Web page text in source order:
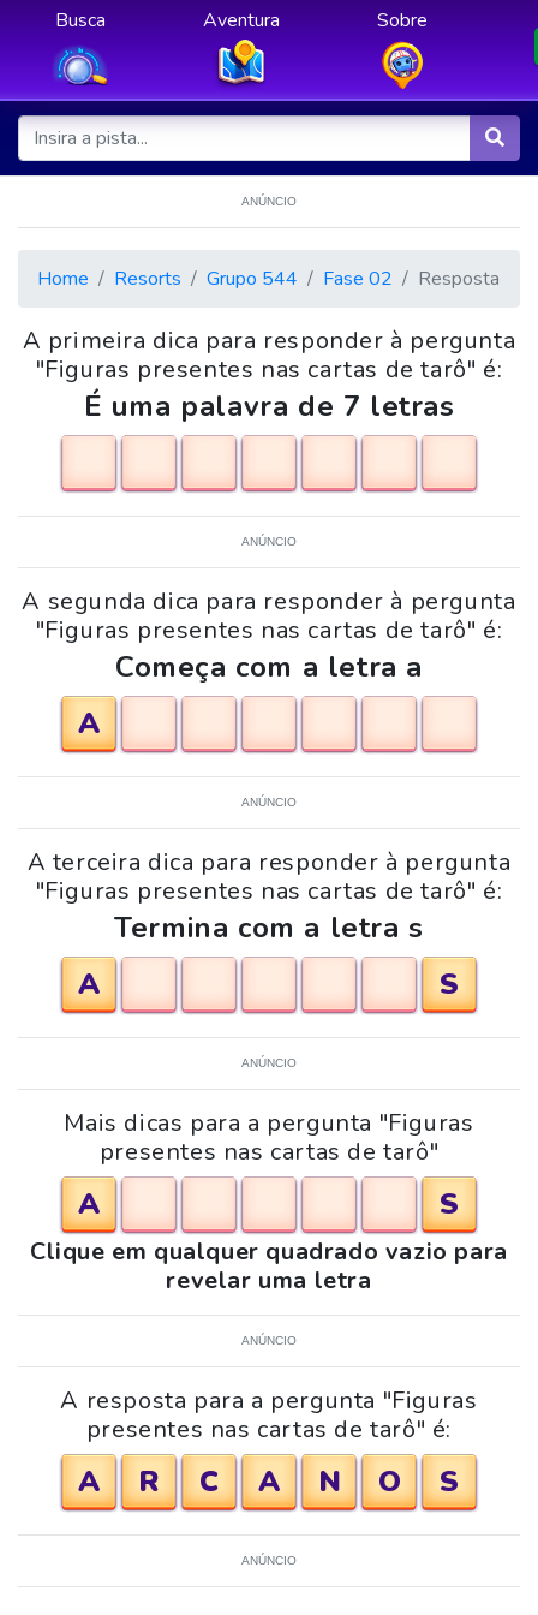
Busca Aventura Sobre
ANÚNCIO
Home Resorts Grupo 544 Fase 02 Resposta
A primeira dica para responder à pergunta
"Figuras presentes nas cartas de tarô" é:
É uma palavra de 7 letras
ANÚNCIO
A segunda dica para responder à pergunta
"Figuras presentes nas cartas de tarô" é:
Começa com a letra a
A
ANÚNCIO
A terceira dica para responder à pergunta
"Figuras presentes nas cartas de tarô" é:
Termina com a letra s
A
S
ANÚNCIO
Mais dicas para a pergunta "Figuras
presentes nas cartas de tarô"
A S
Clique em qualquer quadrado vazio para
revelar uma letra
ANÚNCIO
A resposta para a pergunta "Figuras
presentes nas cartas de tarô" é:
A R C A N O S
ANÚNCIO